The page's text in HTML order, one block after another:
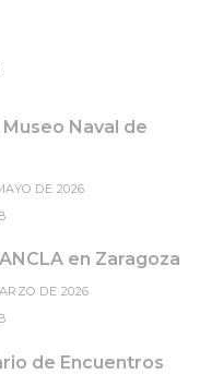
Naval de
DE 2026
en Zaragoza
DE 2026
de Encuentros